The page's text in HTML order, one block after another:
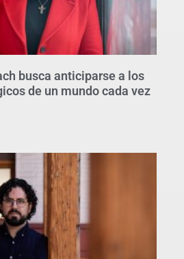
busca anticiparse a los
de un mundo cada vez